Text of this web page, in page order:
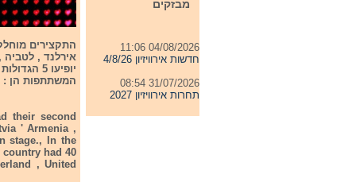
התקצירים
המשתתפות הן :
their second
' Armenia ,
stage., In the
had 40
, United
מבזקים
חדשות אירוויזיון 4/8/26
תחרות אירוויזיון 2027
חדשות אירוויזיון 24/7/26